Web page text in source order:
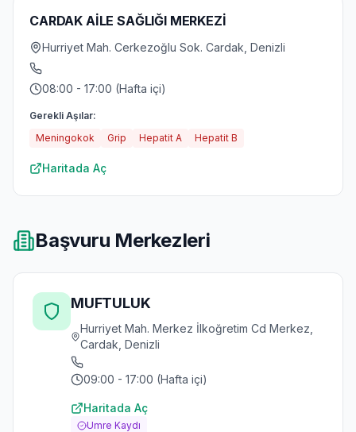
CARDAK AİLE SAĞLIĞI MERKEZİ
Hurriyet Mah. Cerkezoğlu Sok. Cardak, Denizli
08:00 - 17:00 (Hafta içi)
Gerekli Aşılar:
Meningokok
Grip Hepatit A Hepatit B
Haritada Aç
Başvuru Merkezleri
MUFTULUK
Hurriyet Mah. Merkez İlkoğretim Cd Merkez,
Cardak, Denizli
09:00 - 17:00 (Hafta içi)
Haritada Aç
Umre Kaydı